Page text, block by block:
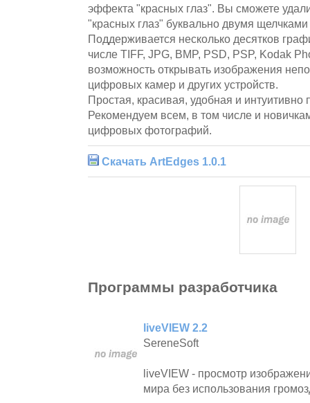
эффекта "красных глаз". Вы сможете
"красных глаз" буквально двумя
Поддерживается несколько десятков
числе TIFF, JPG, BMP, PSD, PSP, Kodak
возможность открывать изображения
цифровых камер и других устройств.
Простая, красивая, удобная и интуитивно
Рекомендуем всем, в том числе и
цифровых фотографий.
Скачать ArtEdges 1.0.1
Программы разработчика
liveVIEW 2.2
SereneSoft
liveVIEW - просмотр
мира без использования